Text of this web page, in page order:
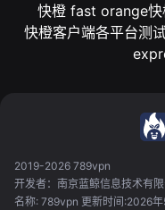
快橙 fast orange
快橙客户端各平台测
2019-2026 789vpn
开发者：南京蓝鲸信息技术有限
名称: 789vpn 更新时间:2026